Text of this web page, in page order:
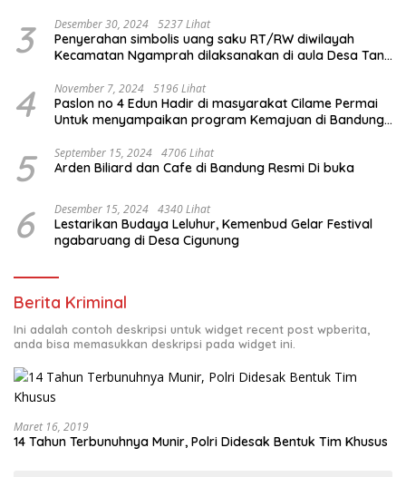
3 Desember 30, 2024 5237 Lihat
Penyerahan simbolis uang saku RT/RW diwilayah
Kecamatan Ngamprah dilaksanakan di aula Desa Tani
4 November 7, 2024 5196 Lihat
Paslon no 4 Edun Hadir di masyarakat Cilame Permai
Untuk menyampaikan program Kemajuan di Bandung
5 September 15, 2024 4706 Lihat
Arden Biliard dan Cafe di Bandung Resmi Di buka
6 Desember 15, 2024 4340 Lihat
Lestarikan Budaya Leluhur, Kemenbud Gelar Festival
ngabaruang di Desa Cigunung
Berita Kriminal
Ini adalah contoh deskripsi untuk widget recent post wpberita,
anda bisa memasukkan deskripsi pada widget ini.
Maret 16, 2019
14 Tahun Terbunuhnya Munir, Polri Didesak Bentuk Tim Khusus